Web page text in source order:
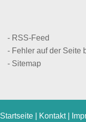
- RSS-Feed
- Fehler auf der Seite
- Sitemap
Startseite Kontakt